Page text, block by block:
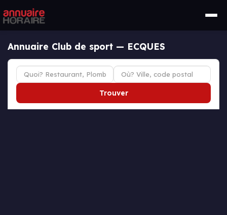
Annuaire Club de sport — ECQUES
Trouver